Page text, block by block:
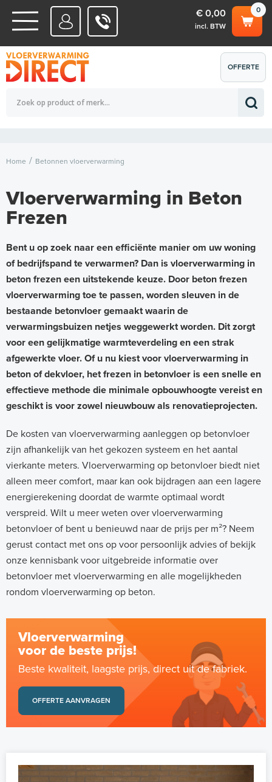
WATERSYSTEMEN
ELEKTRISCHE SYSTEMEN
0
€ 0,00
incl. BTW
Totaalbedrag (incl. BTW) € 0,00
OFFERTE
AANVRAGEN
Home Betonnen vloerverwarming
Vloerverwarming in Beton
Frezen
Bent u op zoek naar een efficiënte manier om uw woning
of bedrijfspand te verwarmen? Dan is vloerverwarming in
beton frezen een uitstekende keuze. Door beton frezen
vloerverwarming toe te passen, worden sleuven in de
bestaande betonvloer gemaakt waarin de
verwarmingsbuizen netjes weggewerkt worden. Dit zorgt
voor een gelijkmatige warmteverdeling en een strak
afgewerkte vloer. Of u nu kiest voor vloerverwarming in
beton of dekvloer, het frezen in betonvloer is een snelle en
effectieve methode die minimale opbouwhoogte vereist en
geschikt is voor zowel nieuwbouw als renovatieprojecten.
De kosten van vloerverwarming aanleggen op betonvloer
zijn afhankelijk van het gekozen systeem en het aantal
vierkante meters. Vloerverwarming op betonvloer biedt niet
alleen meer comfort, maar kan ook bijdragen aan een lagere
energierekening doordat de warmte optimaal wordt
verspreid. Wilt u meer weten over vloerverwarming
betonvloer of bent u benieuwd naar de prijs per m²? Neem
gerust contact met ons op voor persoonlijk advies of bekijk
onze kennisbank voor uitgebreide informatie over
betonvloer met vloerverwarming en alle mogelijkheden
rondom vloerverwarming op beton.
Vloerverwarming
voor de beste prijs!
Beste kwaliteit, laagste prijs, direct uit de fabriek.
OFFERTE AANVRAGEN